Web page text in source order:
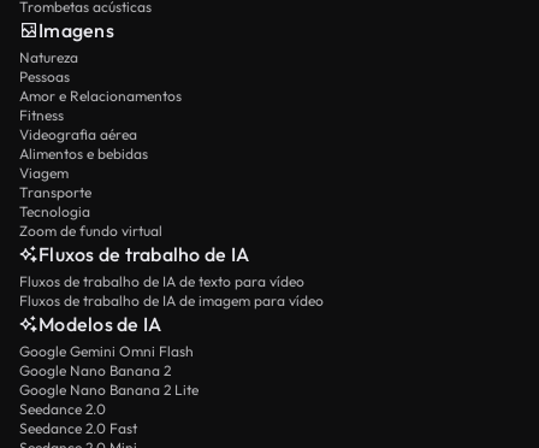
Trombetas acústicas
Imagens
Natureza
Pessoas
Amor e Relacionamentos
Fitness
Videografia aérea
Alimentos e bebidas
Viagem
Transporte
Tecnologia
Zoom de fundo virtual
Fluxos de trabalho de IA
Fluxos de trabalho de IA de texto para vídeo
Fluxos de trabalho de IA de imagem para vídeo
Modelos de IA
Google Gemini Omni Flash
Google Nano Banana 2
Google Nano Banana 2 Lite
Seedance 2.0
Seedance 2.0 Fast